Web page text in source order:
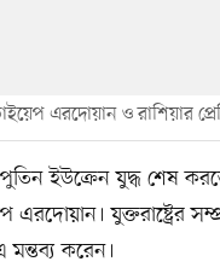
এরদোয়ান ও রাশিয়ার
পুতিন ইউক্রেন যুদ্ধ শেষ
এরদোয়ান। যুক্তরাষ্ট্রের
মন্তব্য করেন।